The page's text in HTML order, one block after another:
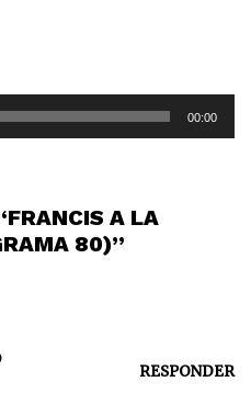
00:00
A LA
80)”
RESPONDER